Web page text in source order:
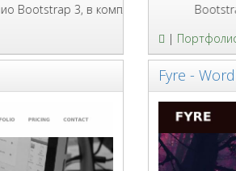
в комплекте несколько готовых
Bootstrap 3.3.1
|
Fyre -